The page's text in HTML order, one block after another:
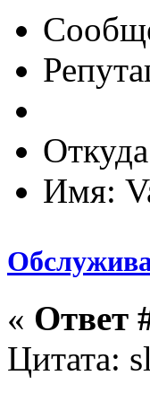
Имя:
« Ответ
Цитата: